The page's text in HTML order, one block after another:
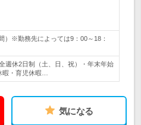
）※勤務先によっては9：00～18：
休2日制（土、日、祝）・年末年始
暇・育児休暇…
気になる